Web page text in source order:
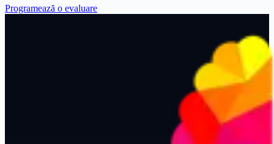
Programează o evaluare